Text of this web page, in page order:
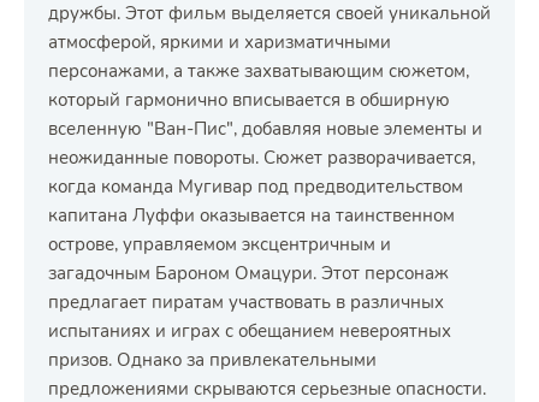
дружбы. Этот фильм выделяется своей уникальной
атмосферой, яркими и харизматичными
персонажами, а также захватывающим сюжетом,
который гармонично вписывается в обширную
вселенную "Ван-Пис", добавляя новые элементы и
неожиданные повороты. Сюжет разворачивается,
когда команда Мугивар под предводительством
капитана Луффи оказывается на таинственном
острове, управляемом эксцентричным и
загадочным Бароном Омацури. Этот персонаж
предлагает пиратам участвовать в различных
испытаниях и играх с обещанием невероятных
призов. Однако за привлекательными
предложениями скрываются серьезные опасности.